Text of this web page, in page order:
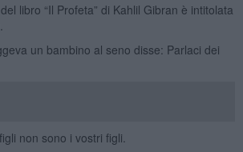
libro “Il Profeta” di Kahlil Gibran è intitolata
un bambino al seno disse: Parlaci dei
non sono i vostri figli.